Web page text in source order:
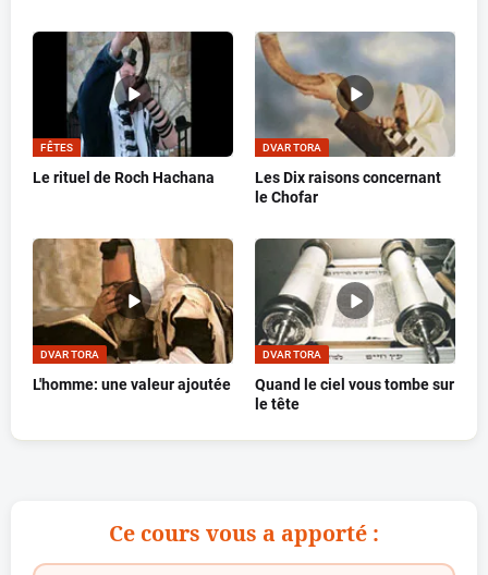
FÊTES
Le rituel de Roch Hachana
DVAR TORA
Les Dix raisons concernant
le Chofar
DVAR TORA
L'homme: une valeur ajoutée
DVAR TORA
Quand le ciel vous tombe sur
le tête
Ce cours vous a apporté :